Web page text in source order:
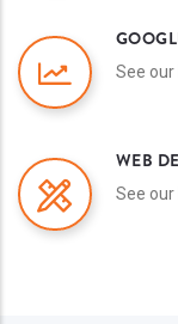
See our
WEB
See our